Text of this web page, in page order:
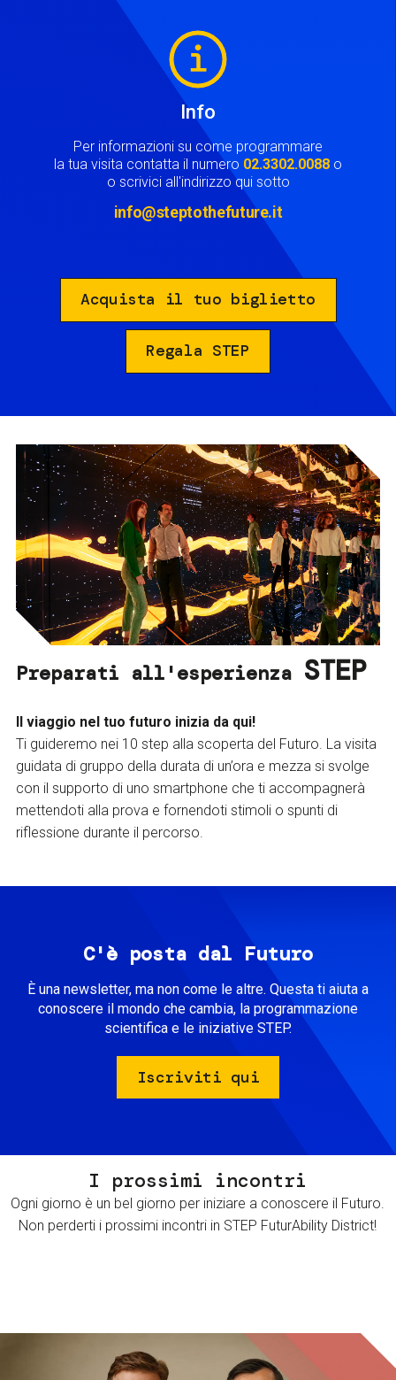
Info
Per informazioni su come programmare
la tua visita contatta il numero 02.3302.0088 o
o scrivici all'indirizzo qui sotto
info@steptothefuture.it
Acquista il tuo biglietto
Regala STEP
Preparati all'esperienza STEP
Il viaggio nel tuo futuro inizia da qui!
Ti guideremo nei 10 step alla scoperta del Futuro. La visita
guidata di gruppo della durata di un’ora e mezza si svolge
con il supporto di uno smartphone che ti accompagnerà
mettendoti alla prova e fornendoti stimoli o spunti di
riflessione durante il percorso.
C'è posta dal Futuro
È una newsletter, ma non come le altre. Questa ti aiuta a
conoscere il mondo che cambia, la programmazione
scientifica e le iniziative STEP.
Iscriviti qui
I prossimi incontri
Ogni giorno è un bel giorno per iniziare a conoscere il Futuro.
Non perderti i prossimi incontri in STEP FuturAbility District!